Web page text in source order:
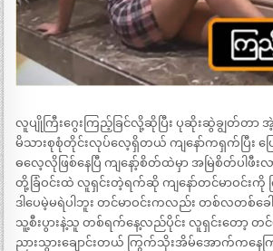
လူပျိုကြီးဂွေးကြည့်ခြင်လို့ဆိုပြီး ပုဆိုးဆွဲချွတ်တ
မိသားစုစုံတိုင်းလုပ်လေ့ရှိတယ် ကျနော်ကရှက်ပြီး ပြ
ဓလေ့လိုဖြစ်နေပြီ ကျနော့်စိတ်ထဲမှာ အမြဲစိတ်ပါဖီ
တို့ခြံဝင်းထဲ လူရှင်းတဲ့ရက်ဆို ကျနော်တင်မာဝင်းကို
ဒါပေမဲ့မရဲပါဘူး တင်မာဝင်းကလည်း တစ်လတစ်
သူ့စီးပွားနဲ့သူ တစ်ရက်နေ့လည်ပိုင်း လူရှင်းတော့ တ
ညားသွားချောင်းတယ် ကြွက်သိုးအိမ်အောက်ကနေက